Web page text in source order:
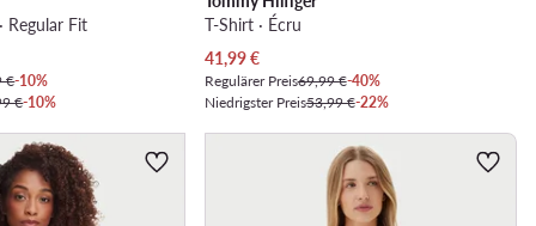
Regular Fit
€-10%
€-10%
T-Shirt · Écru
Aktueller Preis
41,99€
Regulärer Preis69,99 €-40%
Niedrigster Preis53,99 €-22%